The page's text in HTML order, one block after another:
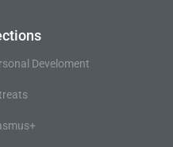
Develoment